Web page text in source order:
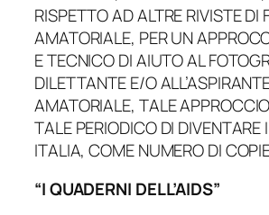
RISPETTO AD ALTRE RIVISTE DI
AMATORIALE, PER UN
E TECNICO DI AIUTO AL
DILETTANTE E/O
AMATORIALE, TALE
TALE PERIODICO DI DIVENTARE
ITALIA, COME NUMERO DI
“I QUADERNI DELL’AIDS”